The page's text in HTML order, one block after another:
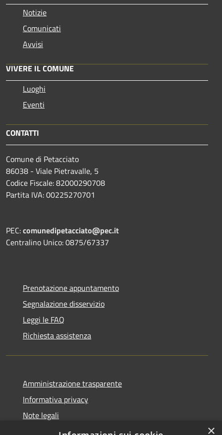
Notizie
Comunicati
Avvisi
VIVERE IL COMUNE
Luoghi
Eventi
CONTATTI
Comune di Petacciato
86038 - Viale Pietravalle, 5
Codice Fiscale: 82000290708
Partita IVA: 00225270701
PEC:comunedipetacciato@pec.it
Centralino Unico: 0875/67337
Prenotazione appuntamento
Segnalazione disservizio
Leggi le FAQ
Richiesta assistenza
Amministrazione trasparente
Informativa privacy
Note legali
Dichiarazione di accessibilità
×